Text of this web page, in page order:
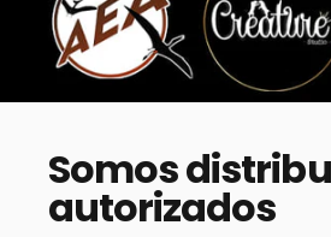
Somos
autorizados